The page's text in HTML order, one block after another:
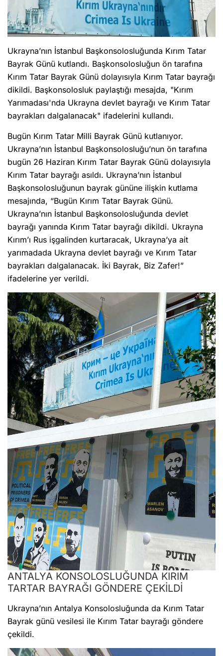
Ukrayna’nın İstanbul Başkonsolosluğunda Kırım Tatar
Bayrak Günü kutlandı. Başkonsolosluğun ön tarafına
Kırım Tatar Bayrak Günü dolayısıyla Kırım Tatar bayrağı
dikildi. Başkonsolosluk paylaştığı mesajda, "Kırım
Yarımadası'nda Ukrayna devlet bayrağı ve Kırım Tatar
bayrakları dalgalanacak" ifadelerini kullandı.
Bugün Kırım Tatar Milli Bayrak Günü kutlanıyor.
Ukrayna’nın İstanbul Başkonsolosluğu’nun ön tarafına
bugün 26 Haziran Kırım Tatar Bayrak Günü dolayısıyla
Kırım Tatar bayrağı asıldı. Ukrayna’nın İstanbul
Başkonsolosluğunun bayrak gününe ilişkin kutlama
mesajında, “Bugün Kırım Tatar Bayrak Günü.
Ukrayna’nın İstanbul Başkonsolosluğunda devlet
bayrağı yanında Kırım Tatar bayrağı dikildi. Ukrayna
Kırım’ı Rus işgalinden kurtaracak, Ukrayna’ya ait
yarımadada Ukrayna devlet bayrağı ve Kırım Tatar
bayrakları dalgalanacak. İki Bayrak, Biz Zafer!”
ifadelerine yer verildi.
ANTALYA KONSOLOSLUĞUNDA KIRIM
TARTAR BAYRAĞI GÖNDERE ÇEKİLDİ
Ukrayna’nın Antalya Konsolosluğunda da Kırım Tatar
Bayrak günü vesilesi ile Kırım Tatar bayrağı göndere
çekildi.